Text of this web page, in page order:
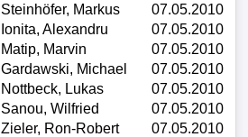
Steinhöfer, Markus
07.05.2010
Ionita, Alexandru
07.05.2010
Matip, Marvin
07.05.2010
Gardawski, Michael
07.05.2010
Nottbeck, Lukas
07.05.2010
Sanou, Wilfried
07.05.2010
Zieler, Ron-Robert
07.05.2010